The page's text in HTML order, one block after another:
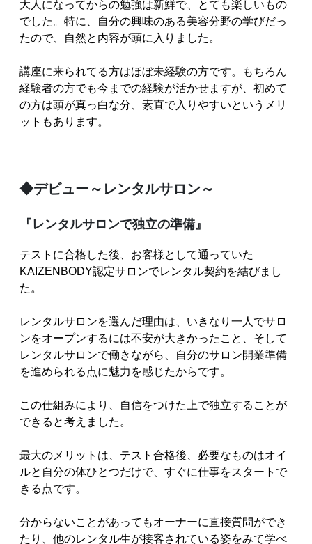
大人になってからの勉強は新鮮で、とても楽しいもの
でした。特に、自分の興味のある美容分野の学びだっ
たので、自然と内容が頭に入りました。
講座に来られてる方はほぼ未経験の方です。もちろん
経験者の方でも今までの経験が活かせますが、初めて
の方は頭が真っ白な分、素直で入りやすいというメリ
ットもあります。
◆デビュー～レンタルサロン～
『レンタルサロンで独立の準備』
テストに合格した後、お客様として通っていた
KAIZENBODY認定サロンでレンタル契約を結びまし
た。
レンタルサロンを選んだ理由は、いきなり一人でサロ
ンをオープンするには不安が大きかったこと、そして
レンタルサロンで働きながら、自分のサロン開業準備
を進められる点に魅力を感じたからです。
この仕組みにより、自信をつけた上で独立することが
できると考えました。
最大のメリットは、テスト合格後、必要なものはオイ
ルと自分の体ひとつだけで、すぐに仕事をスタートで
きる点です。
分からないことがあってもオーナーに直接質問ができ
たり、他のレンタル生が接客されている姿をみて学べ